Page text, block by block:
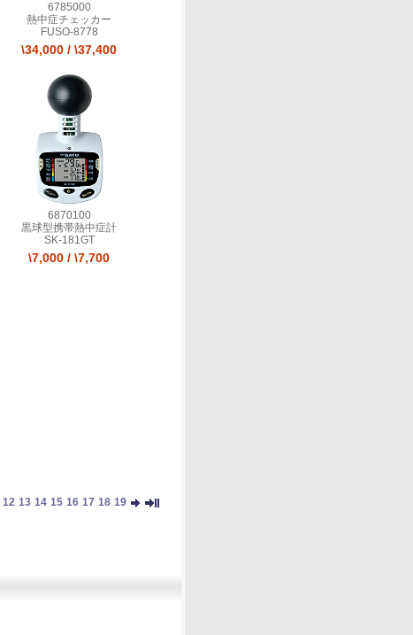
6785000
熱中症チェッカー
FUSO-8778
\34,000 / \37,400
6870100
黒球型携帯熱中症計
SK-181GT
\7,000 / \7,700
12 13 14 15 16 17 18 19